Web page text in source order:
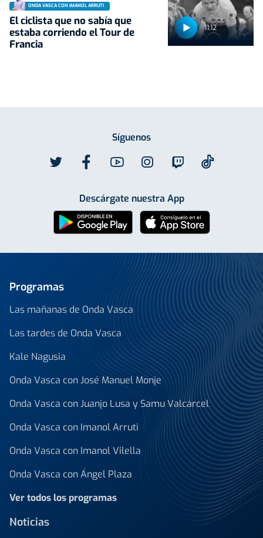
11:12
ONDA VASCA CON IMANOL ARRUTI
El ciclista que no sabía que
estaba corriendo el Tour de
Francia
Síguenos
Descárgate nuestra App
Programas
Las mañanas de Onda Vasca
Las tardes de Onda Vasca
Kale Nagusia
Onda Vasca con José Manuel Monje
Onda Vasca con Juanjo Lusa y Samu Valcárcel
Onda Vasca con Imanol Arruti
Onda Vasca con Imanol Vilella
Onda Vasca con Ángel Plaza
Ver todos los programas
Noticias